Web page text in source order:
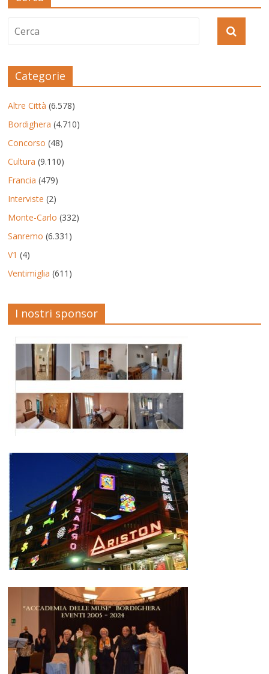
Categorie
Altre Città (6.578)
Bordighera (4.710)
Concorso (48)
Cultura (9.110)
Francia (479)
Interviste (2)
Monte-Carlo (332)
Sanremo (6.331)
V1 (4)
Ventimiglia (611)
I nostri sponsor